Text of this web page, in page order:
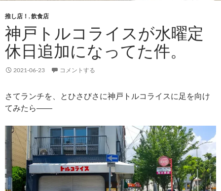
推し店！ ,飲食店
神戸トルコライスが水曜定
休日追加になってた件。
2021-06-23 コメントする
さてランチを、とひさびさに神戸トルコライスに足を向け
てみたら――